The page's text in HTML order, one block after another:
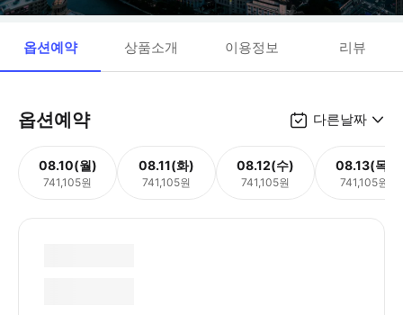
옵션예약 상품소개 이용정보 리뷰
옵션예약 다른날짜
08.10(월)
741,105원
08.11(화)
741,105원
08.12(수)
741,105원
08.13(목)
741,105원